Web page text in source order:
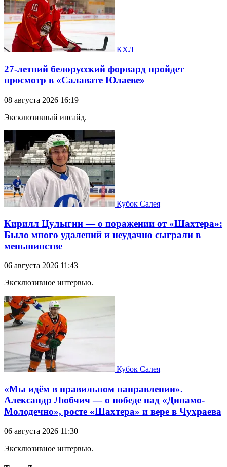
КХЛ
27-летний белорусский форвард пройдет
просмотр в «Салавате Юлаеве»
08 августа 2026 16:19
Эксклюзивный инсайд.
Кубок Салея
Кирилл Цулыгин — о поражении от «Шахтера»:
Было много удалений и неудачно сыграли в
меньшинстве
06 августа 2026 11:43
Эксклюзивное интервью.
Кубок Салея
«Мы идём в правильном направлении».
Александр Любчич — о победе над «Динамо-
Молодечно», росте «Шахтера» и вере в Чухраева
06 августа 2026 11:30
Эксклюзивное интервью.